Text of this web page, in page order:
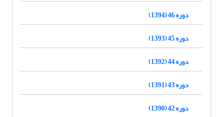
دوره 46 (1394)
دوره 45 (1393)
دوره 44 (1392)
دوره 43 (1391)
دوره 42 (1390)